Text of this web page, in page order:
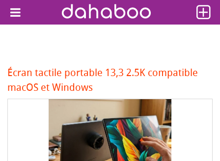
Écran tactile portable 13,3 2.5K compatible
macOS et Windows